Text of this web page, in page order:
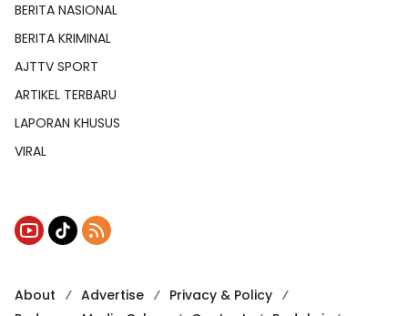
BERITA NASIONAL
BERITA KRIMINAL
AJTTV SPORT
ARTIKEL TERBARU
LAPORAN KHUSUS
VIRAL
About Advertise
Privacy & Policy